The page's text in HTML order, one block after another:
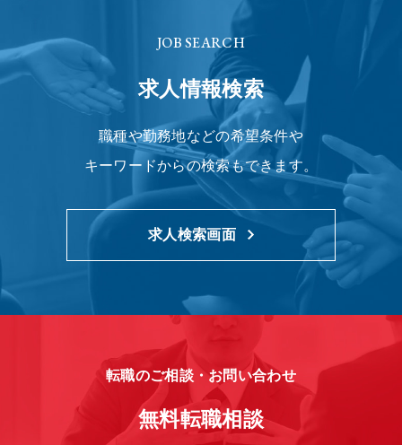
JOB SEARCH
求人情報検索
職種や勤務地などの希望条件や
キーワードからの検索もできます。
求人検索画面
転職のご相談・お問い合わせ
無料転職相談